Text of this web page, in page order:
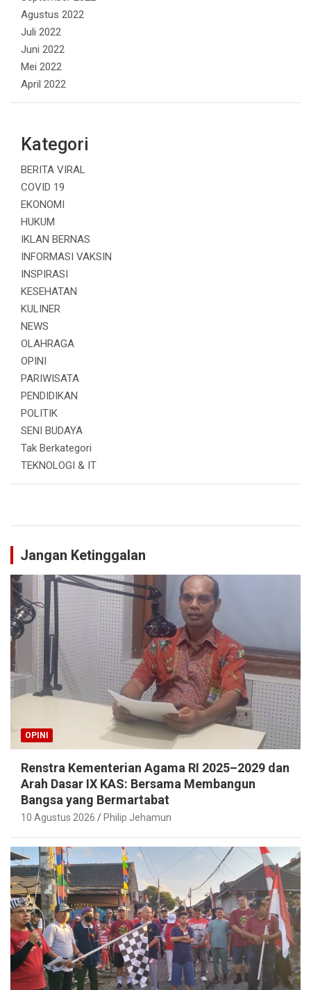
Agustus 2022
Juli 2022
Juni 2022
Mei 2022
April 2022
Kategori
BERITA VIRAL
COVID 19
EKONOMI
HUKUM
IKLAN BERNAS
INFORMASI VAKSIN
INSPIRASI
KESEHATAN
KULINER
NEWS
OLAHRAGA
OPINI
PARIWISATA
PENDIDIKAN
POLITIK
SENI BUDAYA
Tak Berkategori
TEKNOLOGI & IT
Jangan Ketinggalan
OPINI
Renstra Kementerian Agama RI 2025–2029 dan
Arah Dasar IX KAS: Bersama Membangun
Bangsa yang Bermartabat
10 Agustus 2026 Philip Jehamun